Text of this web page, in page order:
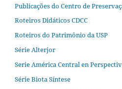
Publicações do Centro de
Roteiros Didáticos CDCC
Roteiros do Patrimônio da USP
Série Alterjor
Serie América Central en
Série Biota Síntese